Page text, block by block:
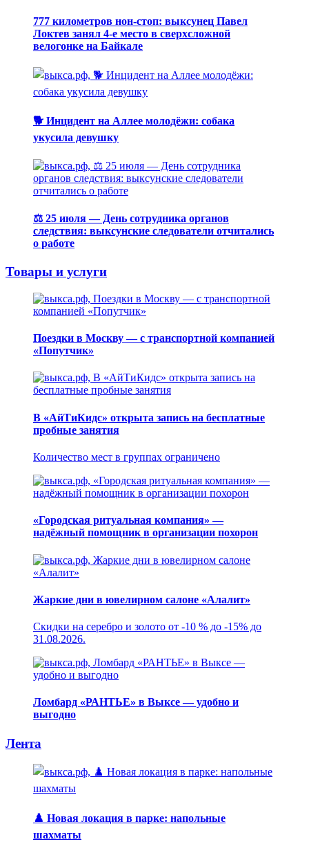
777 километров нон-стоп: выксунец Павел
Локтев занял 4-е место в сверхсложной
велогонке на Байкале
🐕 Инцидент на Аллее молодёжи: собака
укусила девушку
⚖️ 25 июля — День сотрудника органов
следствия: выксунские следователи отчитались
о работе
Товары и услуги
Поездки в Москву — с транспортной компанией
«Попутчик»
В «АйТиКидс» открыта запись на бесплатные
пробные занятия
Количество мест в группах ограничено
«Городская ритуальная компания» —
надёжный помощник в организации похорон
Жаркие дни в ювелирном салоне «Алалит»
Скидки на серебро и золото от -10 % до -15% до
31.08.2026.
Ломбард «РАНТЬЕ» в Выксе — удобно и
выгодно
Лента
♟️ Новая локация в парке: напольные
шахматы